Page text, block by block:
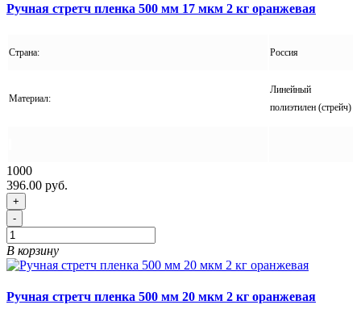
Ручная стретч пленка 500 мм 17 мкм 2 кг оранжевая
Страна: Россия
Материал:
Линейный
полиэтилен (стрейч)
1000
396.00 руб.
+
-
В корзину
Ручная стретч пленка 500 мм 20 мкм 2 кг оранжевая